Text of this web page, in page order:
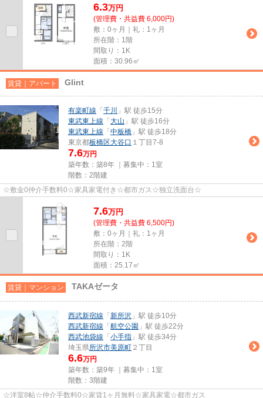
6.3万円
(管理費・共益費 6,000円)
敷：0ヶ月｜礼：1ヶ月
所在階：1階
間取り：1K
面積：30.96㎡
賃貸｜アパート Glint
有楽町線 「 千川
」駅 徒歩15分
東武東上線 「 大山 」駅 徒歩16分
東武東上線 「 中板橋 」駅 徒歩18分
東京都板橋区大谷口 １丁目7-8
7.6万円
築年数：築8年 ｜募集中： 1室
階数：2階建
☆敷金0仲介手数料0☆家具家電付き☆都市ガス☆独立洗面台☆
7.6万円
(管理費・共益費 6,500円)
敷：0ヶ月｜礼：1ヶ月
所在階：2階
間取り：1K
面積：25.17㎡
賃貸｜マンション TAKAゼータ
西武新宿線 「 新所沢 」駅 徒歩10分
西武新宿線 「 航空公園 」駅 徒歩22分
西武池袋線 「 小手指 」駅 徒歩34分
埼玉県所沢市美原町 ２丁目
6.6万円
築年数：築9年 ｜募集中： 1室
階数：3階建
☆洋室8帖☆仲介手数料0☆家賃1ヶ月無料☆家具家電☆都市ガス